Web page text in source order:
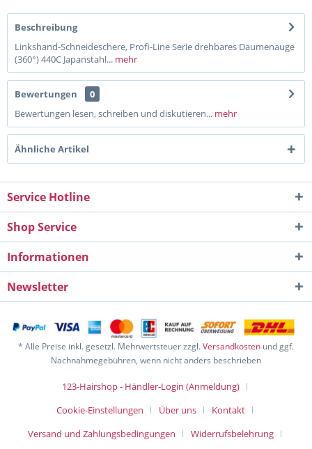
Beschreibung
Linkshand-Schneideschere, Profi-Line Serie drehbares Daumenauge
(360°) 440C Japanstahl... mehr
Bewertungen
0
Bewertungen lesen, schreiben und diskutieren... mehr
Ähnliche Artikel
Service Hotline
Shop Service
Informationen
Newsletter
* Alle Preise inkl. gesetzl. Mehrwertsteuer zzgl.Versandkosten und ggf.
Nachnahmegebühren, wenn nicht anders beschrieben
123-Hairshop - Händler-Login (Anmeldung)
Cookie-Einstellungen
Über uns
Kontakt
Versand und Zahlungsbedingungen
Widerrufsbelehrung